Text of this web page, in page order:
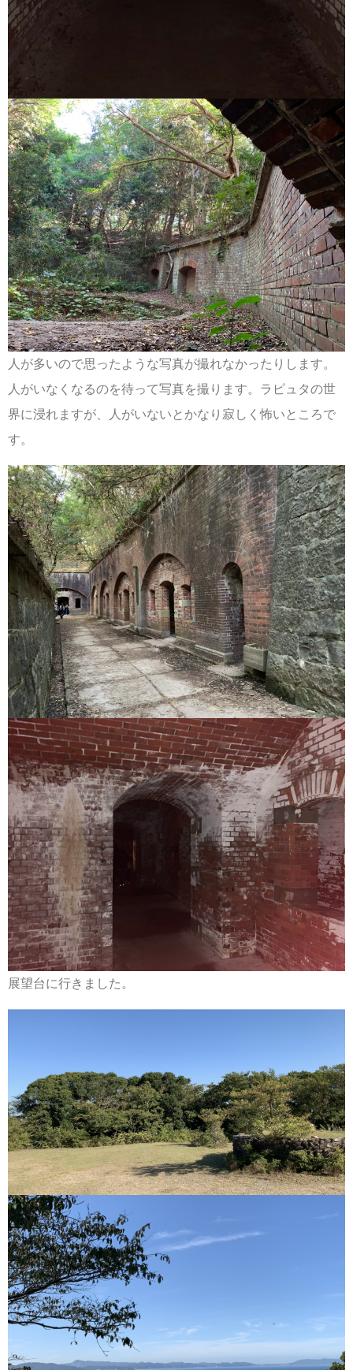
人が多いので思ったような写真が撮れなかったりします。
人がいなくなるのを待って写真を撮ります。ラピュタの世
界に浸れますが、人がいないとかなり寂しく怖いところで
す。
展望台に行きました。